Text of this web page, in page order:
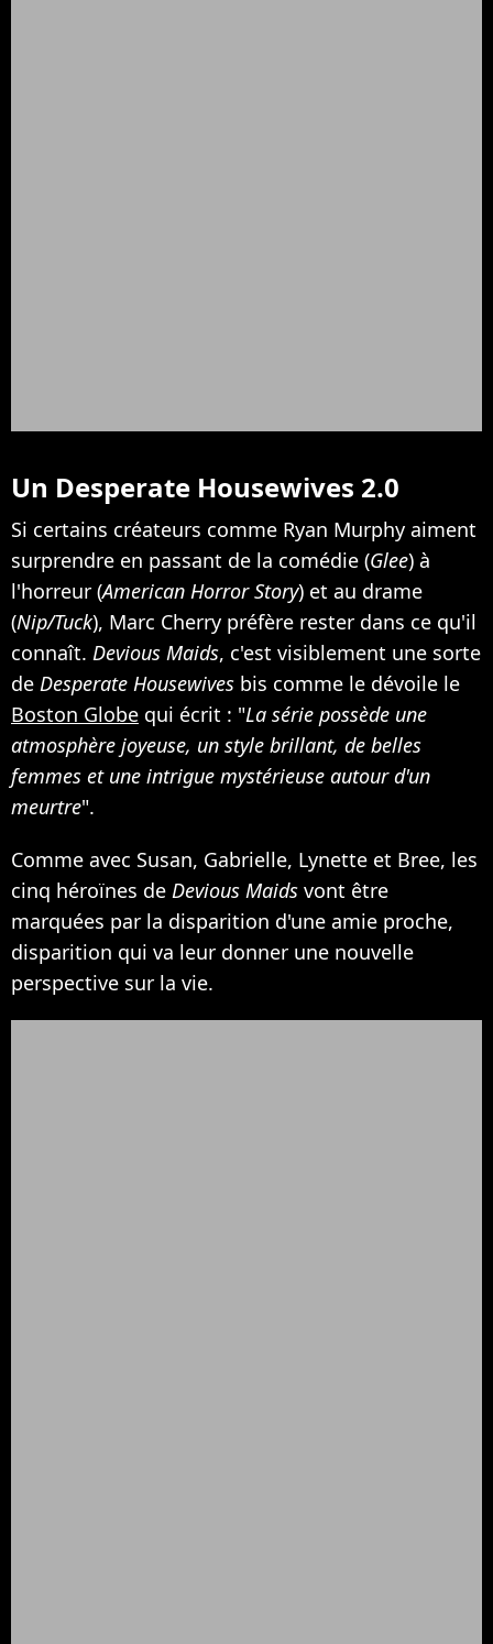
Un Desperate Housewives 2.0
Si certains créateurs comme Ryan Murphy aiment
surprendre en passant de la comédie (Glee) à
l'horreur (American Horror Story) et au drame
(Nip/Tuck), Marc Cherry préfère rester dans ce qu'il
connaît. Devious Maids, c'est visiblement une sorte
de Desperate Housewives bis comme le dévoile le
Boston Globe qui écrit : "La série possède une
atmosphère joyeuse, un style brillant, de belles
femmes et une intrigue mystérieuse autour d'un
meurtre".
Comme avec Susan, Gabrielle, Lynette et Bree, les
cinq héroïnes de Devious Maids vont être
marquées par la disparition d'une amie proche,
disparition qui va leur donner une nouvelle
perspective sur la vie.